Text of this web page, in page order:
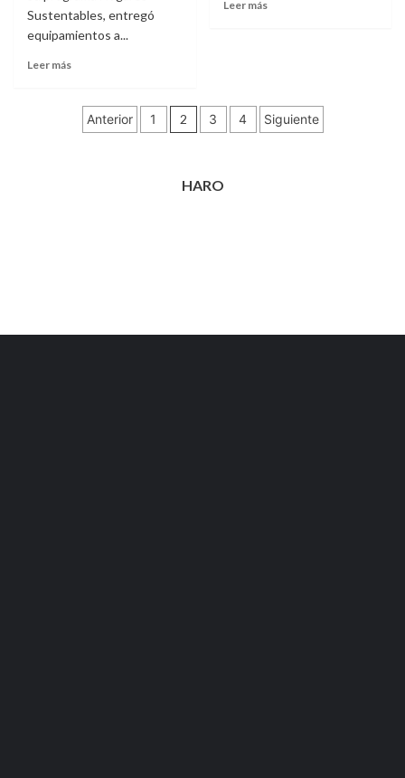
Sustentables, entregó
equipamientos a...
Leer más
Hogares
Sustentables,
Leer más
una
casa
Paginación
entradas
Anterior 1 2 3 4 Siguiente
HARO